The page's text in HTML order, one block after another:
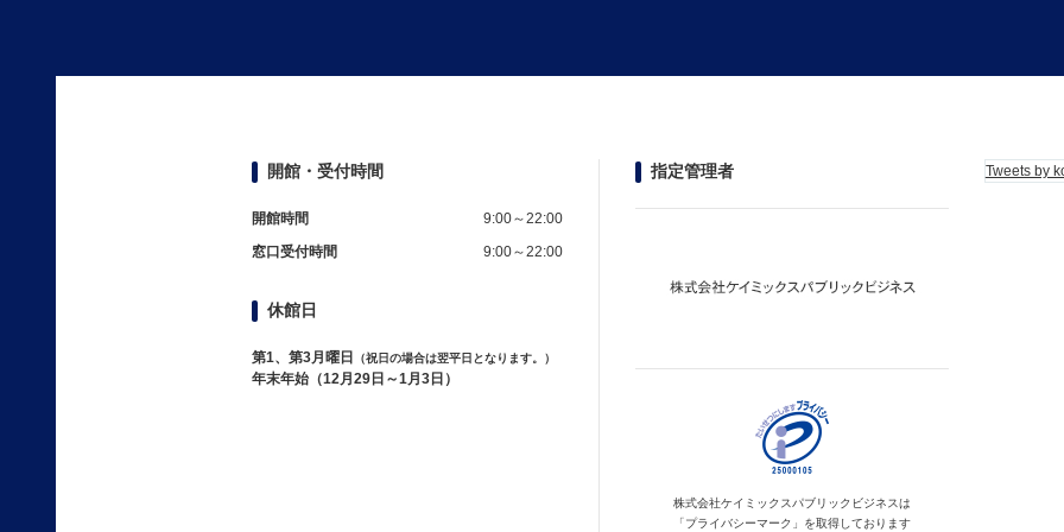
開館・受付時間
開館時間
9:00～22:00
窓口受付時間
9:00～22:00
休館日
第1、第3月曜日 （祝日の場合は翌平日となります。）
年末年始（12月29日～1月3日）
指定管理者
株式会社ケイミックスパブリックビジネスは
「プライバシーマーク」を取得しております
Tweets by